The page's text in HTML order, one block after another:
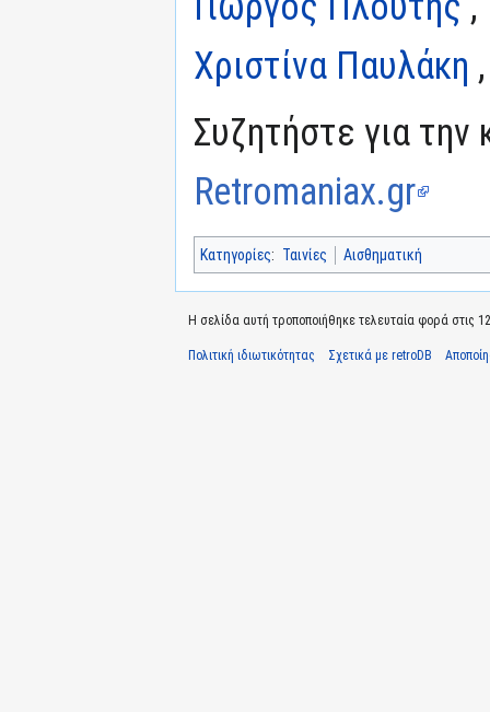
Χριστίνα Παυλάκη
Συζητήστε για την
Retromaniax.gr
Κατηγορίες: Ταινίες Αισθηματική
Η σελίδα αυτή τροποποιήθηκε τελευταία φορά στις
Πολιτική ιδιωτικότητας Σχετικά με retroDB